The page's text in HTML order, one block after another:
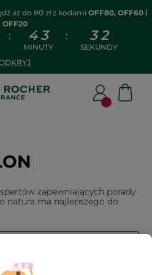
aż do 80 zł z kodami OFF80, OFF60 i
OFF20
: 43
MINUTY
: 3 2
SEKUNDY
zapewniających porady
natura ma najlepszego do